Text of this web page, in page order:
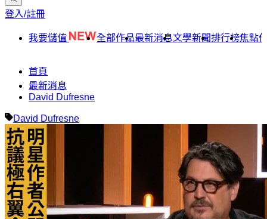
登入/註冊
我要儲值 全部作品最新消息文學新聞排行榜焦點
首頁
最新消息
David Dufresne
David Dufresne